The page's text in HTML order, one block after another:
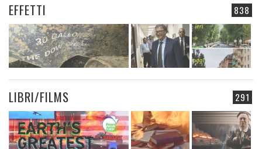
838
EFFETTI
291
LIBRI/FILMS